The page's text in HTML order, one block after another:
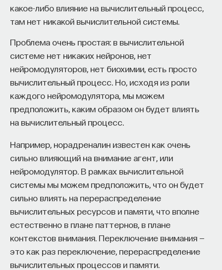
какое-либо влияние на вычислительный процесс,
там нет никакой вычислительной системы.
Проблема очень простая: в вычислительной
системе нет никаких нейронов, нет
нейромодуляторов, нет биохимии, есть просто
вычислительный процесс. Но, исходя из роли
каждого нейромодулятора, мы можем
предположить, каким образом он будет влиять
на вычислительный процесс.
Например, норадреналин известен как очень
сильно влияющий на внимание агент, или
нейромодулятор. В рамках вычислительной
системы мы можем предположить, что он будет
сильно влиять на перераспределение
вычислительных ресурсов и памяти, что вполне
естественно в плане паттернов, в плане
контекстов внимания. Переключение внимания —
это как раз переключение, перераспределение
вычислительных процессов и памяти.
не объем общения и не тип задания, а характер
самой коммуникации».
«Мыслить как учёный» — подкаст основателя
ПостНауки Ивара Максутова о людях, которые
меняют мир. В каждом выпуске — разговоры
с исследователями, предпринимателями,
инвесторами и изобретателями. За десятки
эпизодов Ивар обсудил большие языковые
модели вместе с Михаилом Бурцевым, цифровые
агротехнологии с Михаилом Тавером и много
других тем — от коучинга до фармакогенетики.
В будущих выпусках их список будет только
расширяться — слушайте подкаст наYouTube,
Яндекс Музыке, Apple Podcasts,VKиSpotify
6/30/2026
НАПИСАТЬ НАМ